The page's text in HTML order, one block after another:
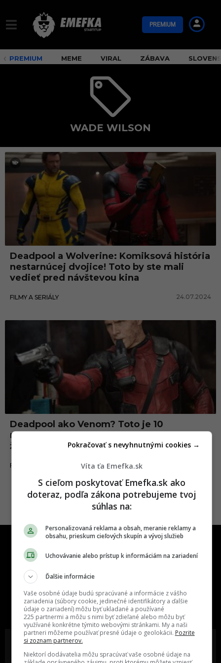
PREMIUM
PREMIUM MEME VIRAL ZÁBAVA
WADE WILSON
W
a
W
l
s
o
n
Deadpool a Wolverine: Komiksová história
nestarnúcej dvojice! Toto by ste mali
vedieť pred návštevou kina
FILMY A SERIÁLY 24.07.2024
Deadpool ako Venom? Toto je 10
najzvláštnejších faktov o ukecanom
žoldákovi
FILMY A SERIÁLY
One time najzábavnejšie miesto na
slovenskom internete, next time
najzabávnejšie miesto na svete
Víta ťa Emefka.sk
S cieľom poskytovať Emefka.sk ako
doteraz, podľa zákona potrebujeme tvoj
súhlas na:
Personalizovaná reklama a obsah, meranie reklamy a
obsahu, prieskum cieľových skupín a vývoj služieb
Uchovávanie alebo prístup k informáciám na zariadení
Ďalšie informácie
Vaše osobné údaje budú spracúvané a informácie z vášho
zariadenia (súbory cookie, jedinečné identifikátory a ďalšie
údaje o zariadení) môžu byť ukladané a používané
225 partnermi a môžu s nimi byť zdieľané alebo môžu byť
využívané konkrétne týmito webovými stránkami. My a naši
partneri môžeme používať presné údaje o geolokácii. Pozrite
si zoznam partnerov.
Niektorí dodávatelia môžu spracúvať vaše osobné údaje na
Pokračovať s nevyhnutnými cookies →